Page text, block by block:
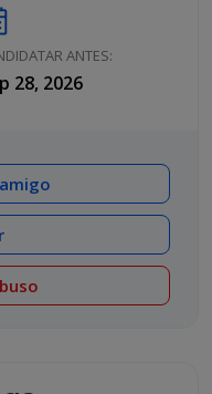
ANTES:
28, 2026